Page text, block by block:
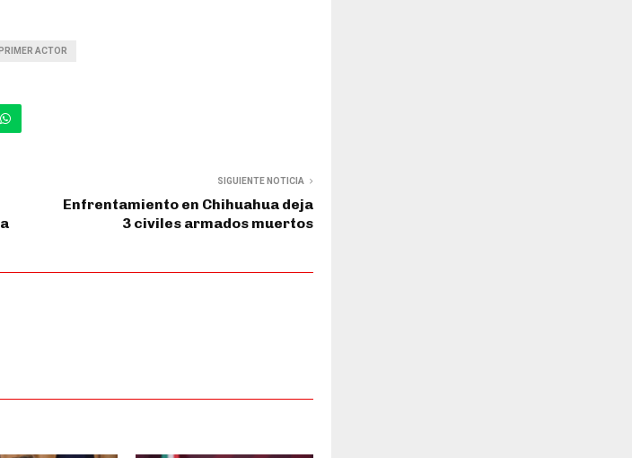
ACTOR
SIGUIENTE NOTICIA
Enfrentamiento en Chihuahua deja
3 civiles armados muertos